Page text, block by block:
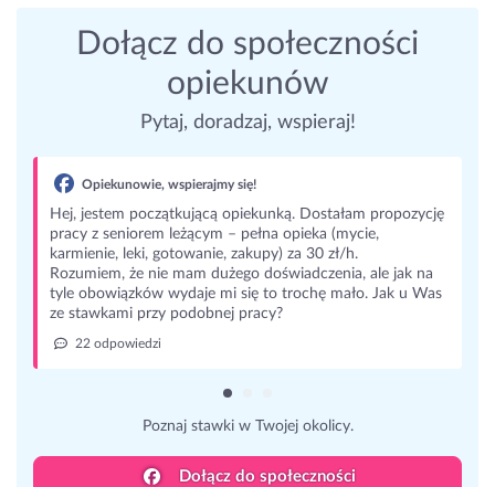
Dołącz do społeczności
opiekunów
Pytaj, doradzaj, wspieraj!
Opiekunowie, wspierajmy się!
Hej, jestem początkującą opiekunką. Dostałam propozycję
pracy z seniorem leżącym – pełna opieka (mycie,
karmienie, leki, gotowanie, zakupy) za 30 zł/h.
Rozumiem, że nie mam dużego doświadczenia, ale jak na
tyle obowiązków wydaje mi się to trochę mało. Jak u Was
ze stawkami przy podobnej pracy?
22 odpowiedzi
Poznaj stawki w Twojej okolicy.
Dołącz do społeczności